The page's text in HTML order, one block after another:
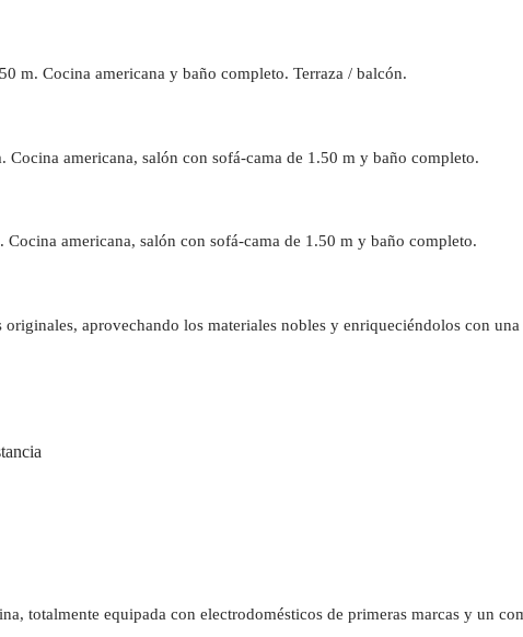
m. Cocina americana y baño completo. Terraza / balcón.
americana, salón con sofá-cama de 1.50 m y baño completo.
americana, salón con sofá-cama de 1.50 m y baño completo.
aprovechando los materiales nobles y enriqueciéndolos con
totalmente equipada con electrodomésticos de primeras marcas y un